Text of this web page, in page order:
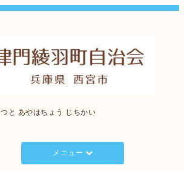
つと あやはちょう じちかい
メニュー